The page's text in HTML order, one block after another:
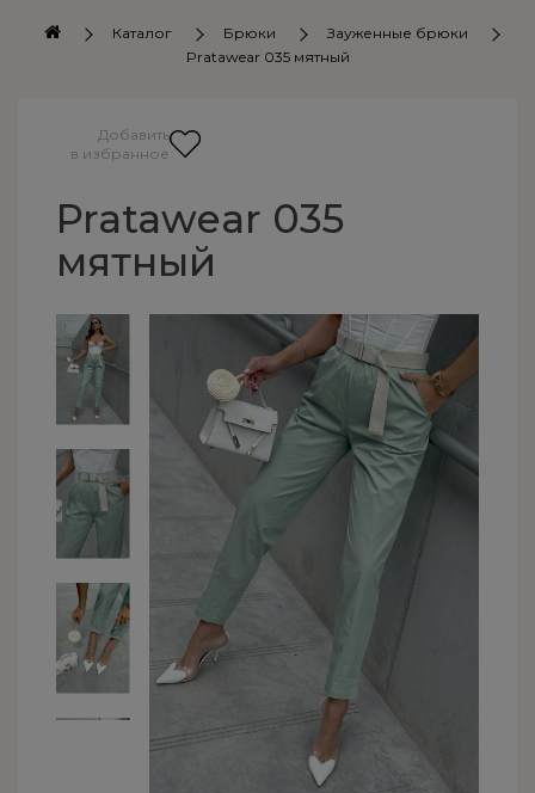
Каталог Брюки
Зауженные брюки
Pratawear 035 мятный
Pratawear 035
мятный
Добавить
в избранное
Получите купон на 5% скидку
Подпишитесь на нашу рассылку, чтобы
первыми
узнавать о последних тенденциях, новых
поступлениях и эксклюзивных
предложениях.
Подписаться